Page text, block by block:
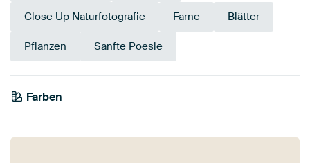
Close Up Naturfotografie Farne Blätter
Pflanzen Sanfte Poesie
Farben
Olivgrün